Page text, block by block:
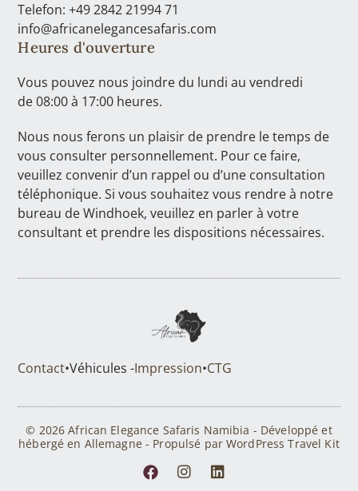
Telefon: +49 2842 21994 71
info@africanelegancesafaris.com
Heures d'ouverture
Vous pouvez nous joindre du lundi au vendredi
de 08:00 à 17:00 heures.
Nous nous ferons un plaisir de prendre le temps de
vous consulter personnellement. Pour ce faire,
veuillez convenir d’un rappel ou d’une consultation
téléphonique. Si vous souhaitez vous rendre à notre
bureau de Windhoek, veuillez en parler à votre
consultant et prendre les dispositions nécessaires.
Contact•Véhicules -Impression•CTG
© 2026 African Elegance Safaris Namibia - Développé et
hébergé en Allemagne - Propulsé par WordPress Travel Kit